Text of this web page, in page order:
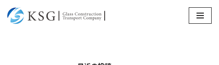
コ